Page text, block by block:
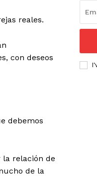
reales.
con deseos
debemos
la relación de
de la